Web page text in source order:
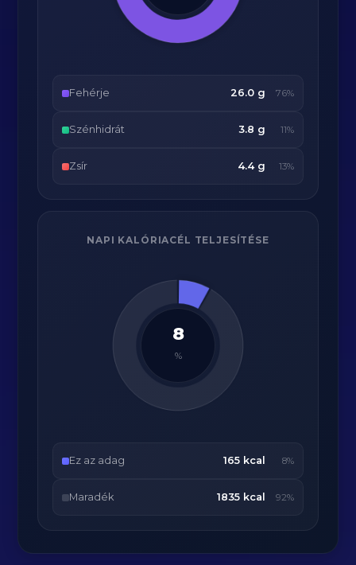
Fehérje 26.0 g 76%
Szénhidrát 3.8 g 11%
Zsír 4.4 g 13%
NAPI KALÓRIACÉL TELJESÍTÉSE
8
%
Ez az adag 165 kcal 8%
Maradék 1835 kcal 92%